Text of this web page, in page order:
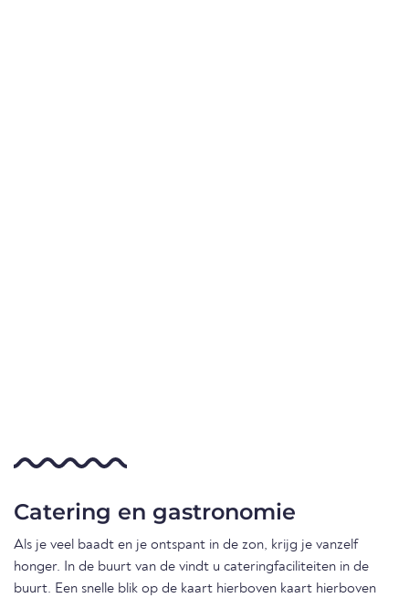
Catering en gastronomie
Als je veel baadt en je ontspant in de zon, krijg je vanzelf
honger. In de buurt van de vindt u cateringfaciliteiten in de
buurt. Een snelle blik op de kaart hierboven kaart hierboven